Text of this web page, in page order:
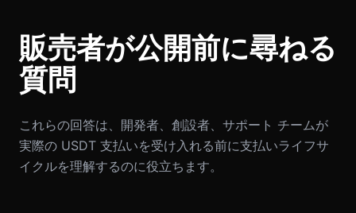
販売者が公開前に尋ねる
質問
これらの回答は、開発者、創設者、サポート チームが
実際の USDT 支払いを受け入れる前に支払いライフサ
イクルを理解するのに役立ちます。